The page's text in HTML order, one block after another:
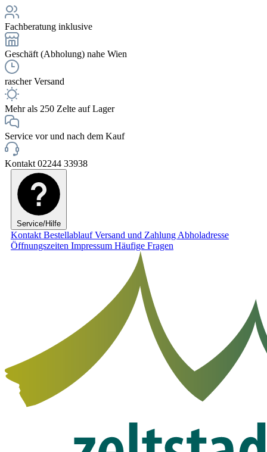
Fachberatung inklusive
Geschäft (Abholung) nahe Wien
rascher Versand
Mehr als 250 Zelte auf Lager
Service vor und nach dem Kauf
Kontakt 02244 33938
Service/Hilfe
Kontakt BestellablaufVersand und Zahlung Abholadresse
Öffnungszeiten Impressum Häufige Fragen